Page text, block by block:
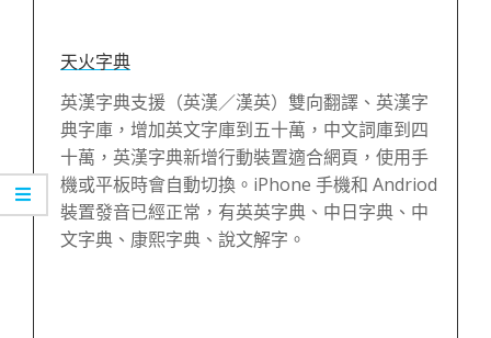
天火字典
英漢字典支援（英漢／漢英）雙向翻譯、英漢字
典字庫，增加英文字庫到五十萬，中文詞庫到四
十萬，英漢字典新增行動裝置適合網頁，使用手
機或平板時會自動切換。iPhone 手機和 Andriod
裝置發音已經正常，有英英字典、中日字典、中
文字典、康熙字典、說文解字。